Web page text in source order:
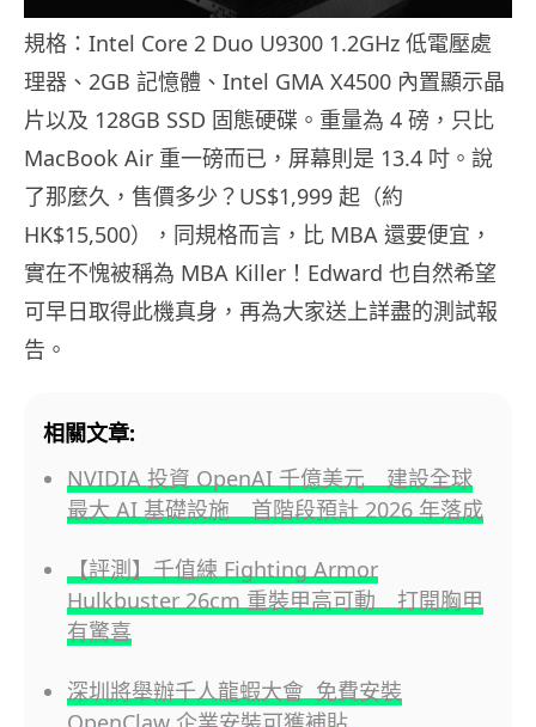
規格：Intel Core 2 Duo U9300 1.2GHz 低電壓處
理器、2GB 記憶體、Intel GMA X4500 內置顯示晶
片以及 128GB SSD 固態硬碟。重量為 4 磅，只比
MacBook Air 重一磅而已，屏幕則是 13.4 吋。說
了那麼久，售價多少？US$1,999 起（約
HK$15,500），同規格而言，比 MBA 還要便宜，
實在不愧被稱為 MBA Killer！Edward 也自然希望
可早日取得此機真身，再為大家送上詳盡的測試報
告。
相關文章:
NVIDIA 投資 OpenAI 千億美元 建設全球
最大 AI 基礎設施 首階段預計 2026 年落成
【評測】千值練 Fighting Armor
Hulkbuster 26cm 重裝甲高可動 打開胸甲
有驚喜
深圳將舉辦千人龍蝦大會 免費安裝